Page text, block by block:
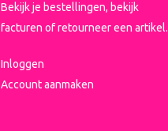
Bekijk je bestellingen, bekijk
facturen of retourneer een artikel.
Inloggen
Account aanmaken